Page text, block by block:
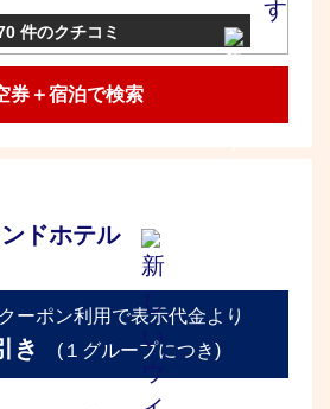
件のクチコミ
券＋宿泊で検索
ドホテル
ーポン利用で表示代金より
き (１グループにつき)